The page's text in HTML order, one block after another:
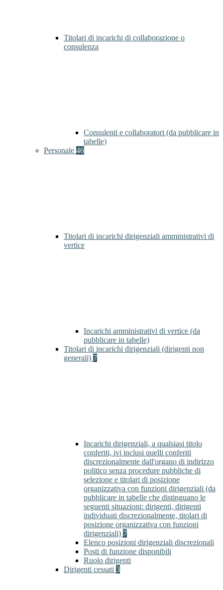
Titolari di incarichi di collaborazione o
consulenza
Consulenti e collaboratori (da pubblicare in
tabelle)
Personale 46
Titolari di incarichi dirigenziali amministrativi di
vertice
Incarichi amministrativi di vertice (da
pubblicare in tabelle)
Titolari di incarichi dirigenziali (dirigenti non
generali) 7
Incarichi dirigenziali, a qualsiasi titolo
conferiti, ivi inclusi quelli conferiti
discrezionalmente dall'organo di indirizzo
politico senza procedure pubbliche di
selezione e titolari di posizione
organizzativa con funzioni dirigenziali (da
pubblicare in tabelle che distinguano le
seguenti situazioni: dirigenti, dirigenti
individuati discrezionalmente, titolari di
posizione organizzativa con funzioni
dirigenziali) 7
Elenco posizioni dirigenziali discrezionali
Posti di funzione disponibili
Ruolo dirigenti
Dirigenti cessati 3